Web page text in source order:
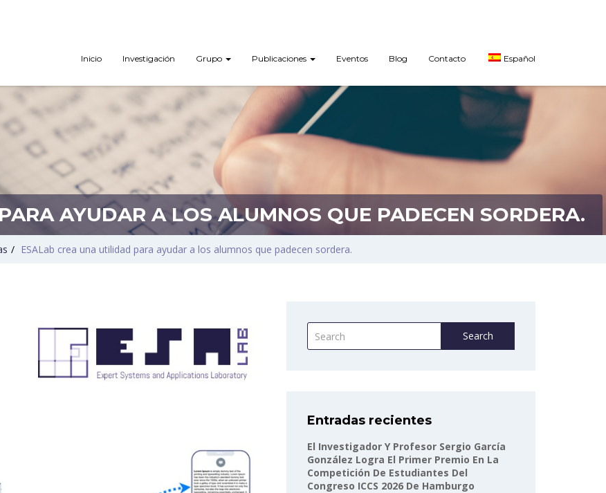
Inicio Investigación Grupo Publicaciones Eventos Blog Contacto Español
AYUDAR A LOS ALUMNOS QUE PADECEN SORDERA.
/ ESALab crea una utilidad para ayudar a los alumnos que padecen sordera.
Search
Entradas recientes
El Investigador Y Profesor Sergio García
González Logra El Primer Premio En La
Competición De Estudiantes Del
Congreso ICCS 2026 De Hamburgo